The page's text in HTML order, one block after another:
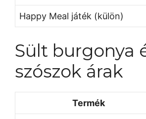
Happy Meal játék (külön)
Sült burgonya
szószok árak
Termék